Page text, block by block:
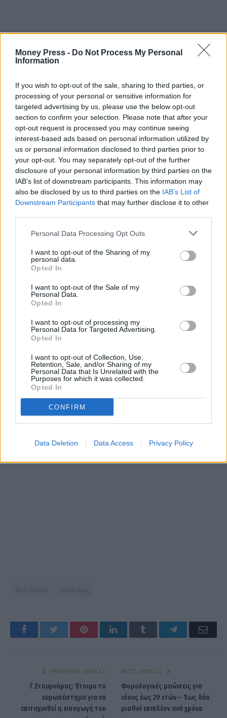
Money Press - Do Not Process My Personal
Information
If you wish to opt-out of the sale, sharing to third parties, or
processing of your personal or sensitive information for
targeted advertising by us, please use the below opt-out
section to confirm your selection. Please note that after your
opt-out request is processed you may continue seeing
interest-based ads based on personal information utilized by
us or personal information disclosed to third parties prior to
your opt-out. You may separately opt-out of the further
disclosure of your personal information by third parties on the
IAB’s list of downstream participants. This information may
also be disclosed by us to third parties on the IAB’s List of
Downstream Participants that may further disclose it to other
Personal Data Processing Opt Outs
I want to opt-out of the Sharing of my
personal data.
Opted In
I want to opt-out of the Sale of my
Personal Data.
Opted In
I want to opt-out of processing my
Personal Data for Targeted Advertising.
Opted In
I want to opt-out of Collection, Use,
Retention, Sale, and/or Sharing of my
Personal Data that Is Unrelated with the
Purposes for which it was collected.
Opted In
CONFIRM
Data Deletion Data Access Privacy Policy
Wall Street επιλογές
Facebook Twitter PinterestLinkedIn Tumblr Telegram
PREVIOUS ARTICLE
Γ.Στουρνάρας: Έτοιμο το
ευρωσύστημα για να
επιταχυνθεί η εισαγωγή του
NEXT ARTICLE
Φορολογικές μειώσεις για
νέους έως 29 ετών – Έως δύο
μισθοί επιπλέον ανά χρόνο